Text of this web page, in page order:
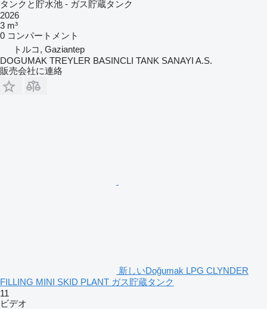
タンクと貯水池 - ガス貯蔵タンク
2026
3 m³
0 コンパートメント
トルコ, Gaziantep
DOGUMAK TREYLER BASINCLI TANK SANAYI A.S.
販売会社に連絡
新しいDoğumak LPG CLYNDER
FILLING MINI SKID PLANT ガス貯蔵タンク
11
ビデオ